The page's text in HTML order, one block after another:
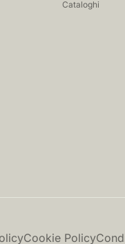
Cataloghi
Cookie Policy